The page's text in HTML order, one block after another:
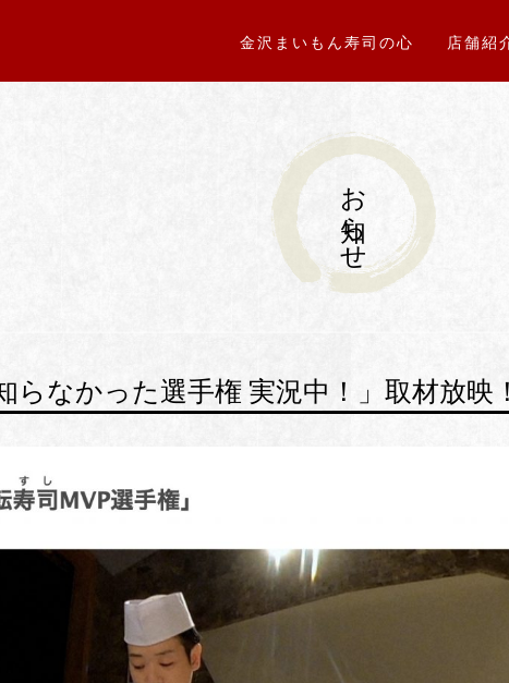
金沢まいもん寿司の心 店舗紹
お知らせ
らなかった選手権 実況中！」取材放映！